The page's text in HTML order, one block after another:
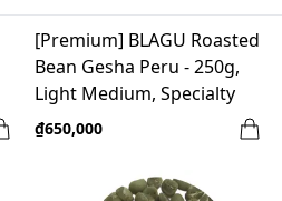
[Premium] BLAGU Roasted
Bean Gesha Peru - 250g,
Light Medium, Specialty
Coffee Roasted
₫650,000